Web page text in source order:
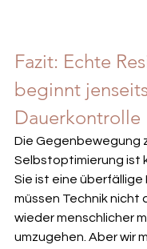
Fazit: Echte
beginnt
Dauerkontrolle
Die Gegenbewegung
Selbstoptimierung ist
Sie ist eine überfällige
müssen Technik nicht
wieder menschlicher
umzugehen. Aber wir